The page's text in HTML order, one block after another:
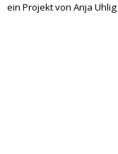
ein Projekt von Anja